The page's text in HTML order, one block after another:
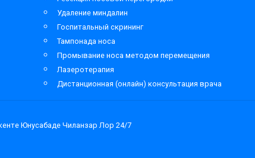
Удаление миндалин
Госпитальный скрининг
Тампонада носа
Промывание носа методом перемещения
Лазеротерапия
Дистанционная (онлайн) консультация врача
Юнусабаде Чиланзар Лор 24/7